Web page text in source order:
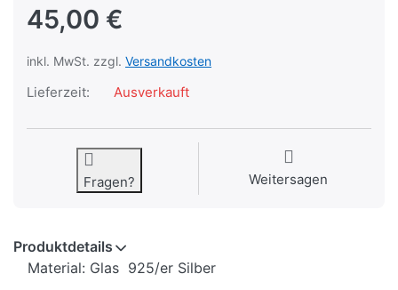
45,00 €
inkl. MwSt. zzgl. Versandkosten
Lieferzeit: Ausverkauft
Fragen? Weitersagen
Produktdetails
Material: Glas 925/er Silber